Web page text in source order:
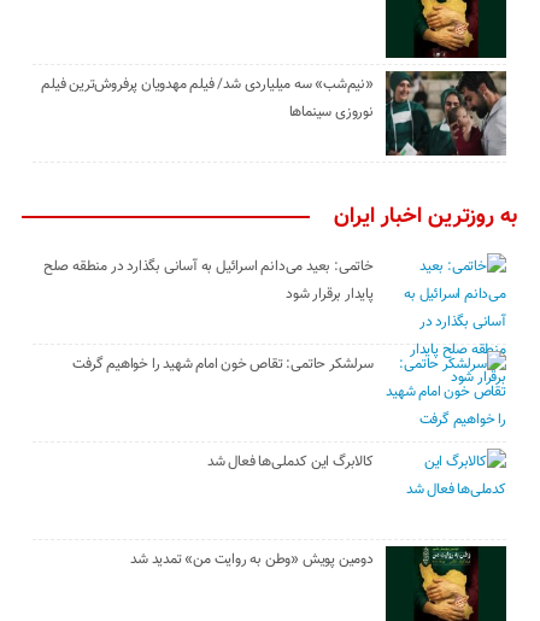
«نیم‌شب» سه میلیاردی شد/ فیلم مهدویان پرفروش‌ترین فیلم
نوروزی سینماها
به روزترین اخبار ایران
خاتمی: بعید می‌دانم اسرائیل به آسانی بگذارد در منطقه صلح
پایدار برقرار شود
سرلشکر حاتمی: تقاص خون امام شهید را خواهیم گرفت
کالابرگ این کدملی‌ها فعال شد
دومین پویش «وطن به روایت من» تمدید شد